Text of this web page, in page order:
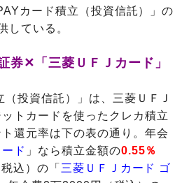
カード積立（投資信託）」の
している。
券✕「三菱ＵＦＪカード」
（投資信託）」は、三菱ＵＦＪ
トカードを使ったクレカ積立
還元率は下の表の通り。年会
ド 」なら積立金額の0.55％
込）の「 三菱ＵＦＪカード ゴ